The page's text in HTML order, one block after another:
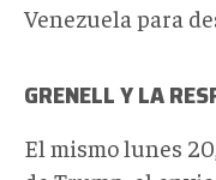
Venezuela para
GRENELL Y LA
El mismo lunes